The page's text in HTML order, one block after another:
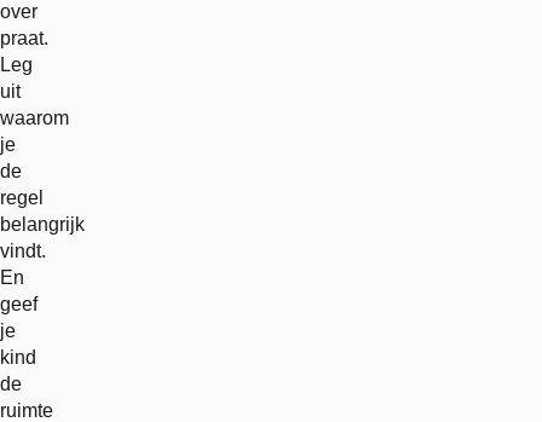
over
praat.
Leg
uit
waarom
je
de
regel
belangrijk
vindt.
En
geef
je
kind
de
ruimte